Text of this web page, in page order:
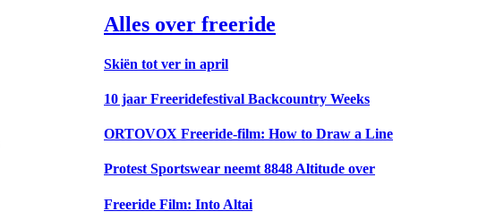
Alles over freeride
Skiën tot ver in april
10 jaar Freeridefestival Backcountry Weeks
ORTOVOX Freeride-film: How to Draw a Line
Protest Sportswear neemt 8848 Altitude over
Freeride Film: Into Altai